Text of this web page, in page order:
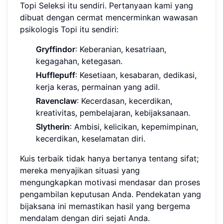
Topi Seleksi itu sendiri. Pertanyaan kami yang
dibuat dengan cermat mencerminkan wawasan
psikologis Topi itu sendiri:
Gryffindor: Keberanian, kesatriaan,
kegagahan, ketegasan.
Hufflepuff: Kesetiaan, kesabaran, dedikasi,
kerja keras, permainan yang adil.
Ravenclaw: Kecerdasan, kecerdikan,
kreativitas, pembelajaran, kebijaksanaan.
Slytherin: Ambisi, kelicikan, kepemimpinan,
kecerdikan, keselamatan diri.
Kuis terbaik tidak hanya bertanya tentang sifat;
mereka menyajikan situasi yang
mengungkapkan motivasi mendasar dan proses
pengambilan keputusan Anda. Pendekatan yang
bijaksana ini memastikan hasil yang bergema
mendalam dengan diri sejati Anda.